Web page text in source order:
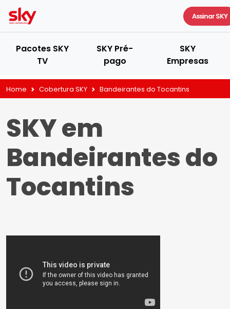
Assinar SKY
Pacotes SKY
TV
SKY Pré-
pago
SKY
Empresas
Home Cobertura SKY Bandeirantes do Tocantins
SKY em
Bandeirantes do
Tocantins